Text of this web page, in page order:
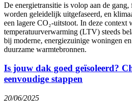
De energietransitie is volop aan de gang,
worden geleidelijk uitgefaseerd, en
een lagere CO₂-uitstoot. In deze context
temperatuurverwarming (LTV) steeds
bij moderne, energiezuinige woningen
duurzame warmtebronnen.
Is jouw dak goed geïsoleerd?
eenvoudige stappen
20/06/2025